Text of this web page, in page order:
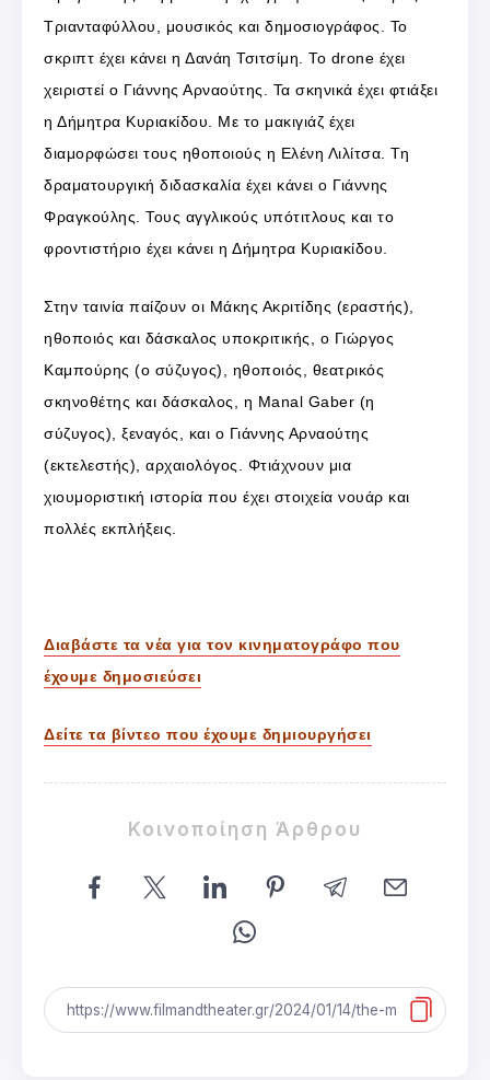
Τριανταφύλλου, μουσικός και δημοσιογράφος. Το
σκριπτ έχει κάνει η Δανάη Τσιτσίμη. Το drone έχει
χειριστεί ο Γιάννης Αρναούτης. Τα σκηνικά έχει φτιάξει
η Δήμητρα Κυριακίδου. Με το μακιγιάζ έχει
διαμορφώσει τους ηθοποιούς η Ελένη Λιλίτσα. Τη
δραματουργική διδασκαλία έχει κάνει ο Γιάννης
Φραγκούλης. Τους αγγλικούς υπότιτλους και το
φροντιστήριο έχει κάνει η Δήμητρα Κυριακίδου.
Στην ταινία παίζουν οι Μάκης Ακριτίδης (εραστής),
ηθοποιός και δάσκαλος υποκριτικής, ο Γιώργος
Καμπούρης (ο σύζυγος), ηθοποιός, θεατρικός
σκηνοθέτης και δάσκαλος, η Manal Gaber (η
σύζυγος), ξεναγός, και ο Γιάννης Αρναούτης
(εκτελεστής), αρχαιολόγος. Φτιάχνουν μια
χιουμοριστική ιστορία που έχει στοιχεία νουάρ και
πολλές εκπλήξεις.
Διαβάστε τα νέα για τον κινηματογράφο που
έχουμε δημοσιεύσει
Δείτε τα βίντεο που έχουμε δημιουργήσει
Κοινοποίηση Άρθρου